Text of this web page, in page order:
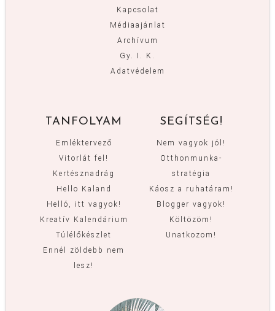
Kapcsolat
Médiaajánlat
Archívum
Gy. I. K.
Adatvédelem
TANFOLYAM
Emléktervező
Vitorlát fel!
Kertésznadrág
Hello Kaland
Helló, itt vagyok!
Kreatív Kalendárium
Túlélőkészlet
Ennél zöldebb nem
lesz!
SEGÍTSÉG!
Nem vagyok jól!
Otthonmunka-
stratégia
Káosz a ruhatáram!
Blogger vagyok!
Költözöm!
Unatkozom!